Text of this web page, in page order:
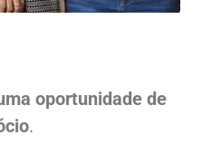
oportunidade de
.